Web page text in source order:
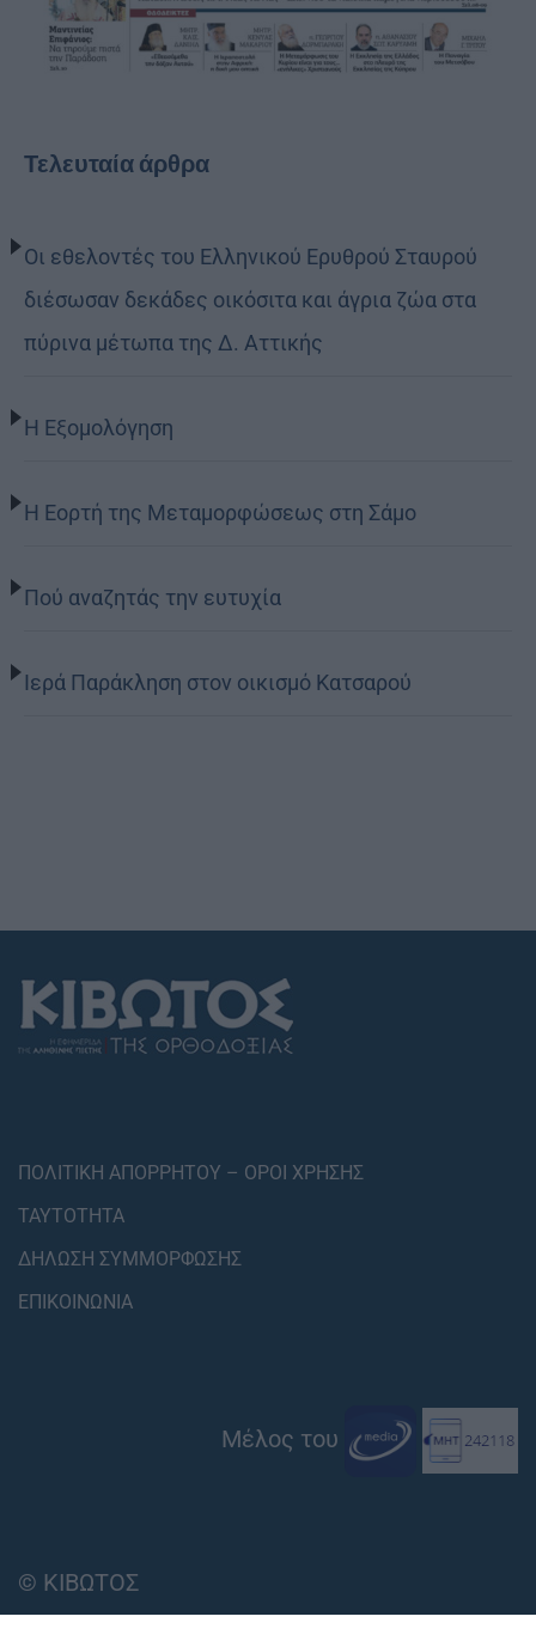
Τελευταία άρθρα
Οι εθελοντές του Ελληνικού Ερυθρού Σταυρού
διέσωσαν δεκάδες οικόσιτα και άγρια ζώα στα
πύρινα μέτωπα της Δ. Αττικής
Η Εξομολόγηση
Η Εορτή της Μεταμορφώσεως στη Σάμο
Πού αναζητάς την ευτυχία
Ιερά Παράκληση στον οικισμό Κατσαρού
ΠΟΛΙΤΙΚΗ ΑΠΟΡΡΗΤΟΥ – ΟΡΟΙ ΧΡΗΣΗΣ
ΤΑΥΤΟΤΗΤΑ
ΔΗΛΩΣΗ ΣΥΜΜΟΡΦΩΣΗΣ
ΕΠΙΚΟΙΝΩΝΙΑ
Μέλος του
© ΚΙΒΩΤΟΣ